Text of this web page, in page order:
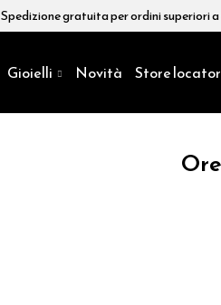
Spedizione gratuita per ordini superiori
Gioielli Novità Store locator